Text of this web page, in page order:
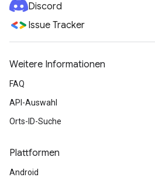
Discord
Issue Tracker
Weitere Informationen
FAQ
API-Auswahl
Orts-ID-Suche
Plattformen
Android